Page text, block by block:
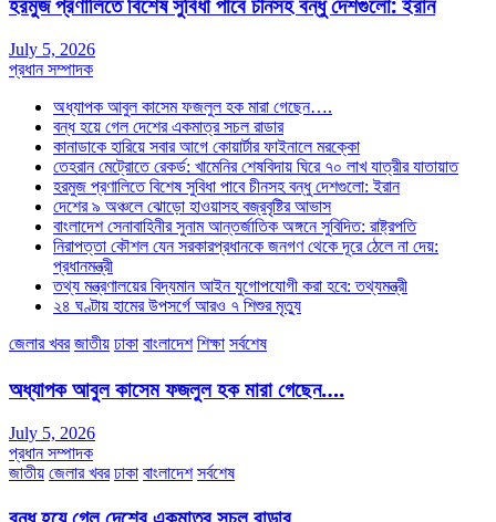
July 5, 2026
প্রধান সম্পাদক
অধ্যাপক আবুল কাসেম ফজলুল হক মারা গেছেন….
বন্ধ হয়ে গেল দেশের একমাত্র সচল রাডার
কানাডাকে হারিয়ে সবার আগে কোয়ার্টার ফাইনালে মরক্কো
তেহরান মেট্রোতে রেকর্ড: খামেনির শেষবিদায় ঘিরে ৭০ লাখ যাত্রীর যাতায়াত
হরমুজ প্রণালিতে বিশেষ সুবিধা পাবে চীনসহ বন্ধু দেশগুলো: ইরান
দেশের ৯ অঞ্চলে ঝোড়ো হাওয়াসহ বজ্রবৃষ্টির আভাস
বাংলাদেশ সেনাবাহিনীর সুনাম আন্তর্জাতিক অঙ্গনে সুবিদিত: রাষ্ট্রপতি
নিরাপত্তা কৌশল যেন সরকারপ্রধানকে জনগণ থেকে দূরে ঠেলে না দেয়:
প্রধানমন্ত্রী
তথ্য মন্ত্রণালয়ের বিদ্যমান আইন যুগোপযোগী করা হবে: তথ্যমন্ত্রী
২৪ ঘণ্টায় হামের উপসর্গে আরও ৭ শিশুর মৃত্যু
জেলার খবর জাতীয় ঢাকা বাংলাদেশ শিক্ষা সর্বশেষ
অধ্যাপক আবুল কাসেম ফজলুল হক মারা গেছেন….
July 5, 2026
প্রধান সম্পাদক
জাতীয় জেলার খবর ঢাকা বাংলাদেশ সর্বশেষ